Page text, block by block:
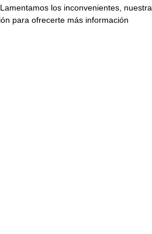
los inconvenientes, nuestra
para ofrecerte más información